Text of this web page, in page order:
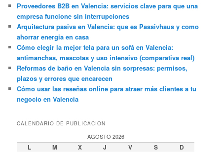
Proveedores B2B en Valencia: servicios clave para que una
empresa funcione sin interrupciones
Arquitectura pasiva en Valencia: que es Passivhaus y como
ahorrar energia en casa
Cómo elegir la mejor tela para un sofá en Valencia:
antimanchas, mascotas y uso intensivo (comparativa real)
Reformas de baño en Valencia sin sorpresas: permisos,
plazos y errores que encarecen
Cómo usar las reseñas online para atraer más clientes a tu
negocio en Valencia
CALENDARIO DE PUBLICACION
AGOSTO 2026
L M X J V S D